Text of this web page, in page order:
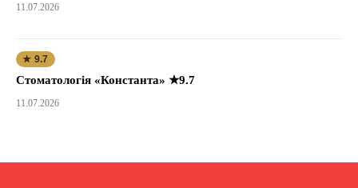
11.07.2026
★ 9.7
Стоматологія «Константа» ★9.7
11.07.2026